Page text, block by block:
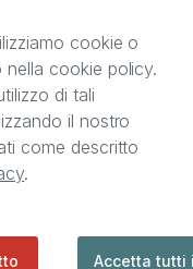
StreetLib S.r.l.
intellettuale
presenti
visione
cookie o
cookie policy.
di tali
il nostro
come descritto
.
Accetta tutti